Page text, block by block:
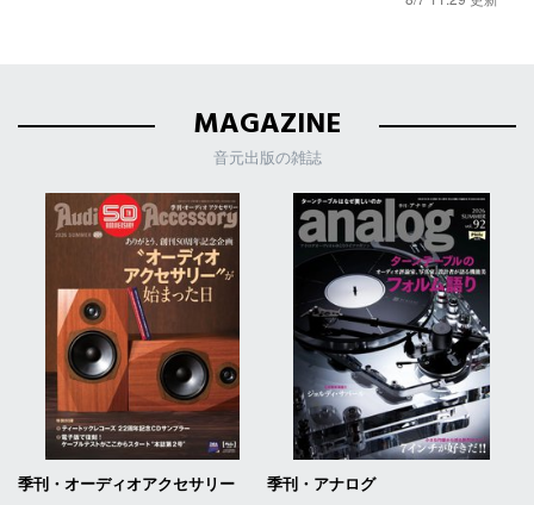
MAGAZINE
音元出版の雑誌
季刊・オーディオアクセサリー 季刊・アナログ